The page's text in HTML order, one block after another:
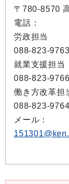
〒780-8570
電話：
労政担当
088-823-9763
就業支援担当
088-823-9766
働き方改革担
088-823-9764
メール：